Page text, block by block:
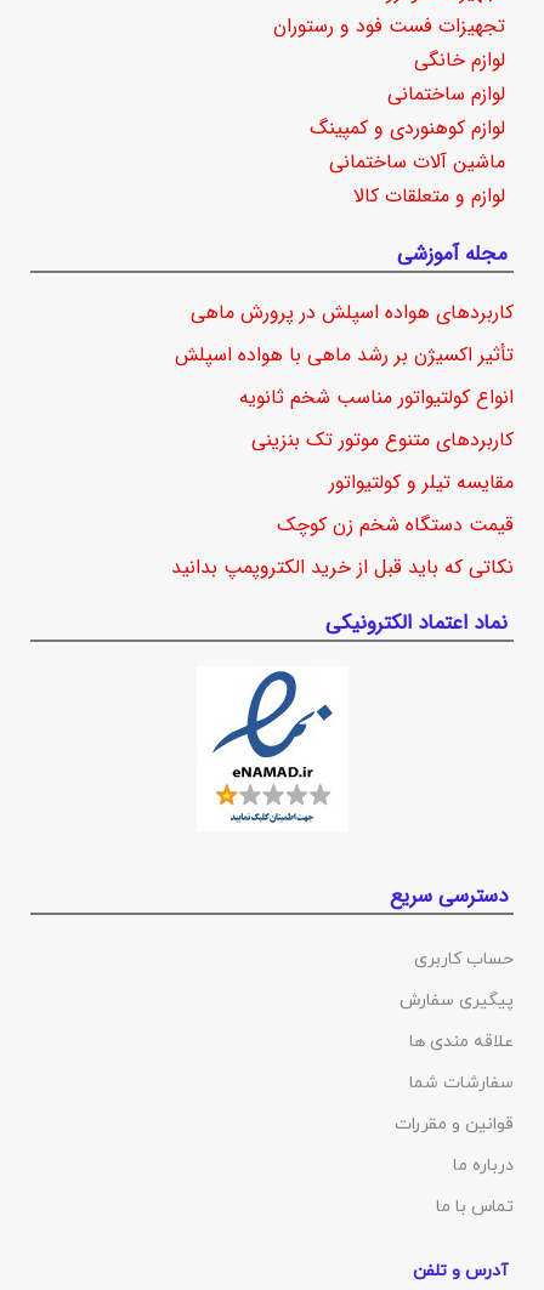
تجهیزات فست فود و رستوران
لوازم خانگی
لوازم ساختمانی
لوازم کوهنوردی و کمپینگ
ماشین آلات ساختمانی
لوازم و متعلقات کالا
مجله آموزشی
کاربردهای هواده اسپلش در پرورش ماهی
تأثیر اکسیژن بر رشد ماهی با هواده اسپلش
انواع کولتیواتور مناسب شخم ثانویه
کاربردهای متنوع موتور تک بنزینی
مقایسه تیلر و کولتیواتور
قیمت دستگاه شخم زن کوچک
نکاتی که باید قبل از خرید الکتروپمپ بدانید
نماد اعتماد الکترونیکی
دسترسی سریع
حساب کاربری
پیگیری سفارش
علاقه مندی ها
سفارشات شما
قوانین و مقررات
درباره ما
تماس با ما
آدرس و تلفن